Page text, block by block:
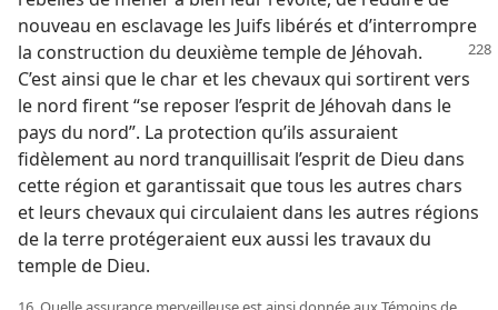
nouveau en esclavage les Juifs libérés et d’interrompre
la construction du deuxième templede Jéhovah.
C’est ainsi que le char et les chevaux qui sortirent vers
le nord firent “se reposer l’esprit de Jéhovah dans le
pays du nord”. La protection qu’ils assuraient
fidèlement au nord tranquillisait l’esprit de Dieu dans
cette région et garantissait que tous les autres chars
et leurs chevaux qui circulaient dans les autres régions
de la terre protégeraient eux aussi les travaux du
temple de Dieu.